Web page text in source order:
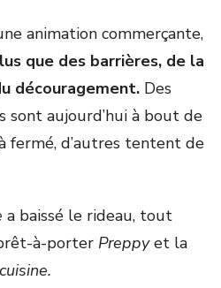
animation commerçante,
que des barrières, de la
découragement. Des
sont aujourd’hui à bout de
fermé, d’autres tentent de
a baissé le rideau, tout
à-porter Preppyet la